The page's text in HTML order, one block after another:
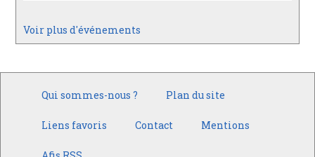
Voir plus d'événements
Qui sommes-nous ? Plan du site
Liens favoris Contact Mentions